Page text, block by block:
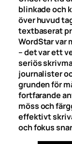
blinkade och
över huvud
textbaserat
WordStar var
– det var ett
seriös
journalister
grunden för
fortfarande
möss och
effektivt
och fokus